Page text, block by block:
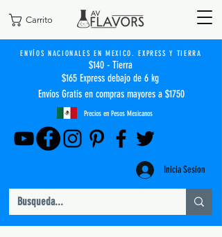
Carrito
ENVÍOS NACIONALES EN MEXICO. EXPRESS Y TIERRA
$140 - Tierra
$165 Express debajo de 6 kg
Envíos Gratis en compras mayores a $1750
Precios en Pesos Mexicanos
Inicia Sesion